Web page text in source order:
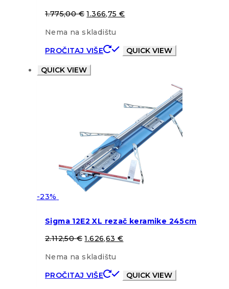
1.775,00€ 1.366,75€
Nema na skladištu
PROČITAJ VIŠE
QUICK VIEW
QUICK VIEW
-23%
Sigma 12E2 XL rezač keramike 245cm
2.112,50€ 1.626,63€
Nema na skladištu
PROČITAJ VIŠE
QUICK VIEW